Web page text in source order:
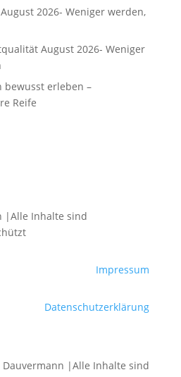
2026- Weniger werden,
August 2026- Weniger
bewusst erleben –
Reife
|Alle Inhalte sind
Impressum
Datenschutzerklärung
Dauvermann |Alle Inhalte sind